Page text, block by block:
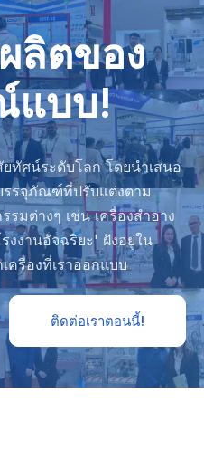
ลิตของ
แบบ!
ทัศน์ระดับโลก โดยนำเสนอ
รจุภัณฑ์ที่ปรับแต่งตาม
มต่างๆ เช่น เครื่องสำอาง
งงานอัจฉริยะ' ฝังอยู่ใน
ครื่องที่เราออกแบบ
ติดต่อเราตอนนี้!